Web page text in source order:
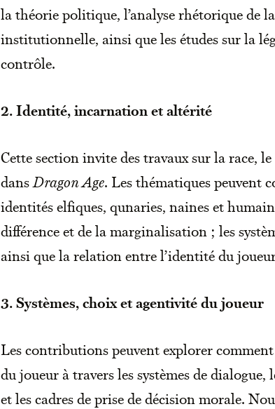
la théorie politique, l’analyse rhétorique de
institutionnelle, ainsi que les études sur la
contrôle.
2. Identité, incarnation et altérité
Cette section invite des travaux sur la race,
dansDragon Age. Les thématiques peuvent
identités elfiques, qunaries, naines et
différence et de la marginalisation ; les
ainsi que la relation entre l’identité du
3. Systèmes, choix et agentivité du joueur
Les contributions peuvent explorer
du joueur à travers les systèmes de
et les cadres de prise de décision morale.